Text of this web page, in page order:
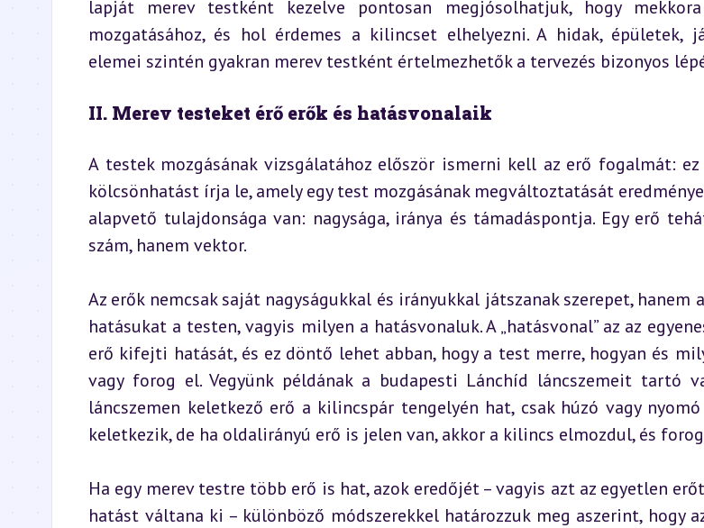
lapját merev testként kezelve pontosan megjósolhatjuk, hogy
mozgatásához, és hol érdemes a kilincset elhelyezni. A hidak, épületek,
elemei szintén gyakran merev testként értelmezhetők a tervezés bizonyos
II. Merev testeket érő erők és hatásvonalaik
A testek mozgásának vizsgálatához először ismerni kell az erő fogalmát:
kölcsönhatást írja le, amely egy test mozgásának megváltoztatását
alapvető tulajdonsága van: nagysága, iránya és támadáspontja. Egy erő
szám, hanem vektor.
Az erők nemcsak saját nagyságukkal és irányukkal játszanak szerepet,
hatásukat a testen, vagyis milyen a hatásvonaluk. A „hatásvonal” az az
erő kifejti hatását, és ez döntő lehet abban, hogy a test merre, hogyan és
vagy forog el. Vegyünk példának a budapesti Lánchíd láncszemeit tartó
láncszemen keletkező erő a kilincspár tengelyén hat, csak húzó vagy
keletkezik, de ha oldalirányú erő is jelen van, akkor a kilincs elmozdul, és
Ha egy merev testre több erő is hat, azok eredőjét – vagyis azt az egyetlen
hatást váltana ki – különböző módszerekkel határozzuk meg aszerint, hogy